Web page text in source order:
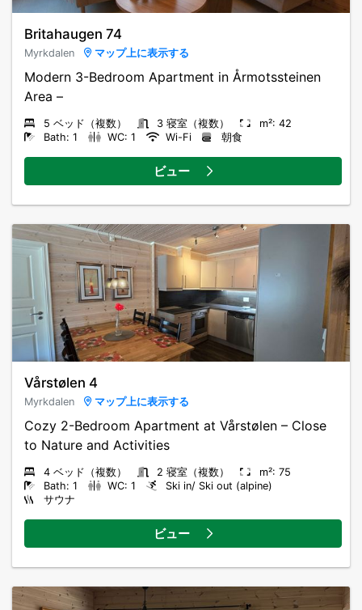
Britahaugen 74
Myrkdalen マップ上に表示する
Modern 3-Bedroom Apartment in Årmotssteinen
Area –
5 ベッド（複数） 3 寝室（複数）
m²: 42
Bath: 1
WC: 1 Wi-Fi 朝食
ビュー
Vårstølen 4
Myrkdalen マップ上に表示する
Cozy 2-Bedroom Apartment at Vårstølen – Close
to Nature and Activities
4 ベッド（複数） 2 寝室（複数）
m²: 75
Bath: 1
WC: 1
Ski in/ Ski out (alpine)
サウナ
ビュー